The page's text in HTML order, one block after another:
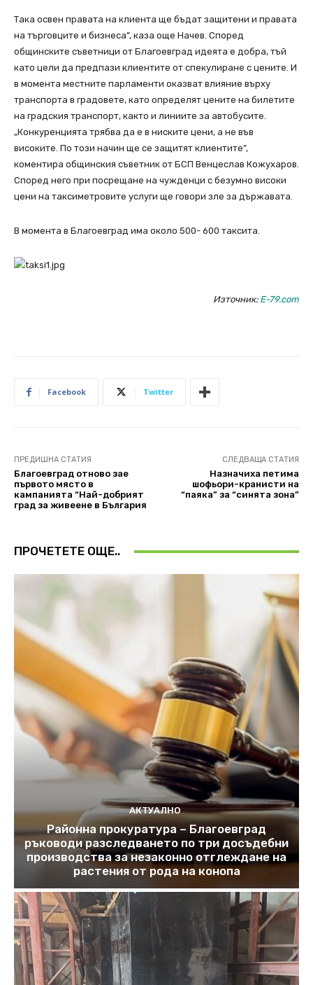
Така освен правата на клиента ще бъдат защитени и правата
на търговците и бизнеса”, каза още Начев. Според
общинските съветници от Благоевград идеята е добра, тъй
като цели да предпази клиентите от спекулиране с цените. И
в момента местните парламенти оказват влияние върху
транспорта в градовете, като определят цените на билетите
на градския транспорт, както и линиите за автобусите.
„Конкуренцията трябва да е в ниските цени, а не във
високите. По този начин ще се защитят клиентите”,
коментира общинския съветник от БСП Венцеслав Кожухаров.
Според него при посрещане на чужденци с безумно високи
цени на таксиметровите услуги ще говори зле за държавата.
В момента в Благоевград има около 500- 600 таксита.
Източник: E-79.com
Facebook Twitter
ПРЕДИШНА СТАТИЯ
Благоевград отново зае
първото място в
кампанията “Най-добрият
град за живеене в България
СЛЕДВАЩА СТАТИЯ
Назначиха петима
шофьори-кранисти на
“паяка” за “синята зона”
ПРОЧЕТЕТЕ ОЩЕ..
АКТУАЛНО
Районна прокуратура – Благоевград
ръководи разследването по три досъдебни
производства за незаконно отглеждане на
растения от рода на конопа